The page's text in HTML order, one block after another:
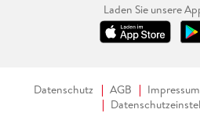
Laden Sie unsere
Datenschutz AGB Impressum